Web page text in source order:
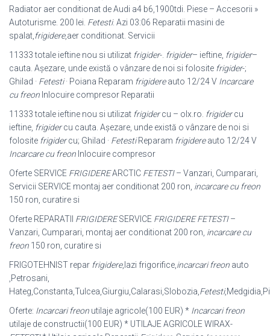
Radiator aer conditionat de Audi a4 b6,1900tdi. Piese – Accesorii »
Autoturisme. 200 lei. Fetesti. Azi 03:06 Reparatii masini de
spalat, frigidere,aer conditionat. Servicii
11333 totale ieftine nou si utilizat frigider-. frigider– ieftine, frigider–
cauta. Așezare, unde există o vânzare de noi si folosite frigider-;
Ghilad · Fetesti· Poiana Reparam frigidereauto 12/24 V Incarcare
cu freon Inlocuire compresor Reparatii
11333 totale ieftine nou si utilizat frigidercu – olx.ro. frigidercu
ieftine, frigidercu cauta. Așezare, unde există o vânzare de noi si
folosite frigidercu; Ghilad · FetestiReparam frigidereauto 12/24 V
Incarcare cu freon Inlocuire compresor
Oferte SERVICE FRIGIDEREARCTIC FETESTI– Vanzari, Cumparari,
Servicii SERVICE montaj aer conditionat 200 ron, incarcare cu freon
150 ron, curatire si
Oferte REPARATII FRIGIDERESERVICE FRIGIDERE FETESTI–
Vanzari, Cumparari, montaj aer conditionat 200 ron, incarcare cu
freon 150 ron, curatire si
FRIGOTEHNIST repar frigidere,lazi frigorifice, incarcari freon auto
,Petrosani,
Hateg,Constanta,Tulcea,Giurgiu,Calarasi,Slobozia, Fetesti
Oferte: Incarcari freon utilaje agricole(100 EUR) * Incarcari freon
utilaje de constructii(100 EUR) * UTILAJE AGRICOLE WIRAX-